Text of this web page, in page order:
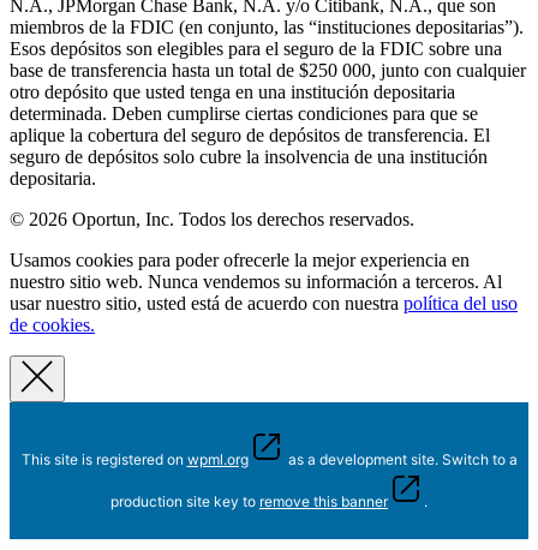
N.A., JPMorgan Chase Bank, N.A. y/o Citibank, N.A., que son
miembros de la FDIC (en conjunto, las “instituciones depositarias”).
Esos depósitos son elegibles para el seguro de la FDIC sobre una
base de transferencia hasta un total de $250 000, junto con cualquier
otro depósito que usted tenga en una institución depositaria
determinada. Deben cumplirse ciertas condiciones para que se
aplique la cobertura del seguro de depósitos de transferencia. El
seguro de depósitos solo cubre la insolvencia de una institución
depositaria.
© 2026 Oportun, Inc. Todos los derechos reservados.
Usamos cookies para poder ofrecerle la mejor experiencia en
nuestro sitio web. Nunca vendemos su información a terceros. Al
usar nuestro sitio, usted está de acuerdo con nuestra política del uso
de cookies.
This site is registered on wpml.org as a development site. Switch to a
production site key to remove this banner .